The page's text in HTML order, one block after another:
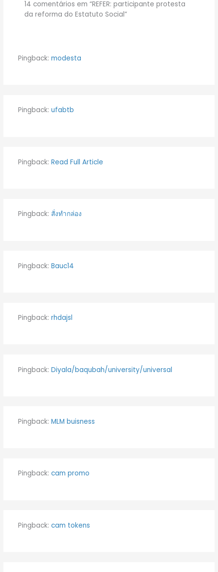
14 comentários em “REFER: participante protesta
da reforma do Estatuto Social”
Pingback: modesta
Pingback: ufabtb
Pingback: Read Full Article
Pingback: สั่งทำกล่อง
Pingback: Bauc14
Pingback: rhdajsl
Pingback: Diyala/baqubah/university/universal
Pingback: MLM buisness
Pingback: cam promo
Pingback: cam tokens